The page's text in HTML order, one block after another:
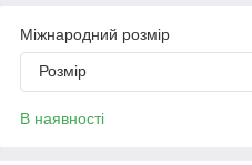
Міжнародний розмір
Розмір
В наявності